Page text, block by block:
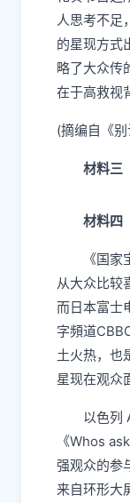
人思考不足
的星现方式
略了大众传
在于高救视
(摘编自《
材料三
材料四
《国
从大众比较
而日本富士
字頻道
土火热，也
星现在观众
以色列
《Whos
强观众的参
来自环形大